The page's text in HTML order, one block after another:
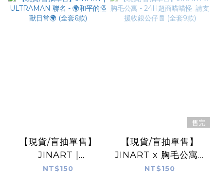
【現貨/盲抽單售】
JINART |
ULTRAMAN 聯名 -
NT$150
售完
【現貨/盲抽單售】
JINART x 胸毛公寓 -
24H超商喵喵怪_請支
NT$150